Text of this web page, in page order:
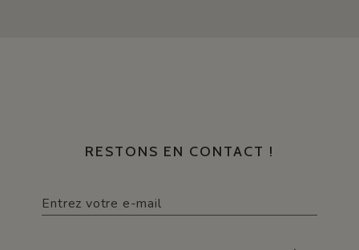
RESTONS EN CONTACT !